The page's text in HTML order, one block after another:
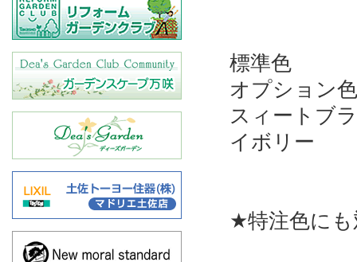
標準色
オプション
スィートブ
イボリー
★特注色に